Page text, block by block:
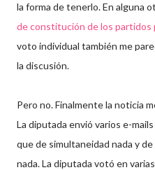
la forma de tenerlo. En alguna
de constitución de los partidos
voto individual también me
la discusión.
Pero no. Finalmente la noticia
La diputada envió varios e-
que de simultaneidad nada y
nada. La diputada votó en